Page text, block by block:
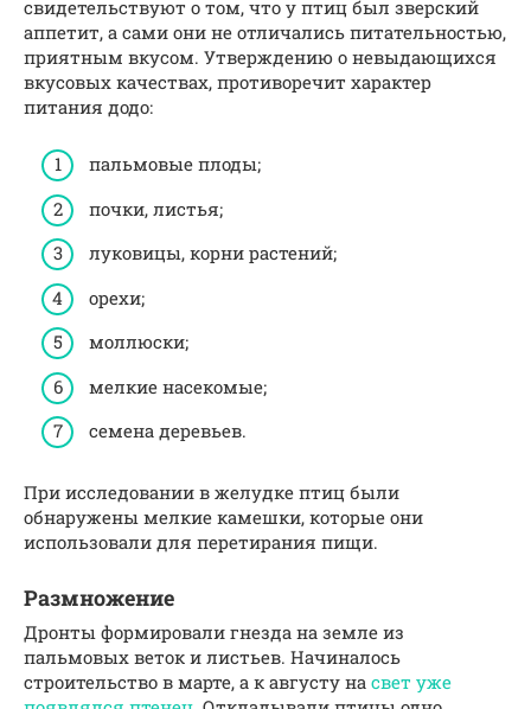
свидетельствуют о том, что у птиц был зверский
аппетит, а сами они не отличались питательностью,
приятным вкусом. Утверждению о невыдающихся
вкусовых качествах, противоречит характер
питания додо:
пальмовые плоды;
почки, листья;
луковицы, корни растений;
орехи;
моллюски;
мелкие насекомые;
семена деревьев.
При исследовании в желудке птиц были
обнаружены мелкие камешки, которые они
использовали для перетирания пищи.
Размножение
Дронты формировали гнезда на земле из
пальмовых веток и листьев. Начиналось
строительство в марте, а к августу на свет уже